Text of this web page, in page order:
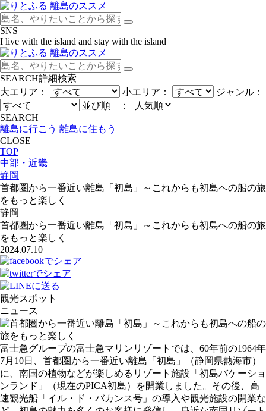
SNS
I live with the island and stay with the island
SEARCH詳細検索
大エリア：
小エリア：
ジャンル：
並び順 ：
SEARCH
離島に行こう 離島に住もう
CLOSE
TOP
中部・近畿
静岡
首都圏から一番近い離島「初島」～これからも初島への船の旅
をもっと楽しく
静岡
首都圏から一番近い離島「初島」～これからも初島への船の旅
をもっと楽しく
2024.07.10
観光スポット
ニュース
富士急グループの富士急マリンリゾートでは、60年前の1964年
7月10日、首都圏から一番近い離島「初島」（静岡県熱海市）
に、南国の植物などが楽しめるリゾート施設「初島バケーショ
ンランド」（現在のPICA初島）を開業しました。その後、高
速観光船「イル・ド・バカンス号」の導入や観光施設の開業な